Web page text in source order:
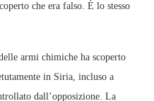
che era falso. È lo stesso
armi chimiche ha scoperto
in Siria, incluso a
dall’opposizione. La